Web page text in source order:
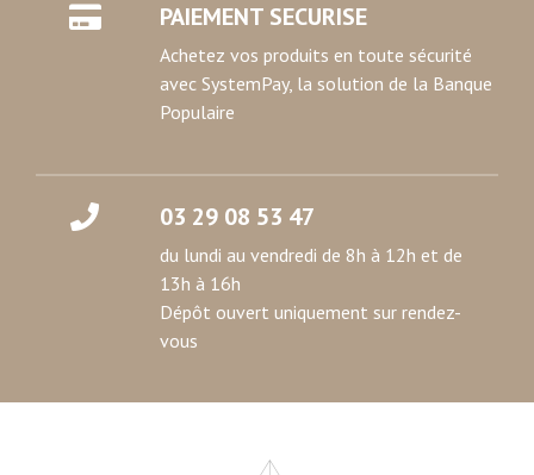
PAIEMENT SECURISE
Achetez vos produits en toute sécurité
avec SystemPay, la solution de la Banque
Populaire
03 29 08 53 47
du lundi au vendredi de 8h à 12h et de
13h à 16h
Dépôt ouvert uniquement sur rendez-
vous